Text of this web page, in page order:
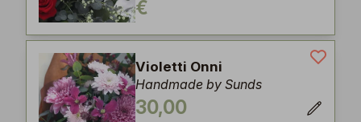
€
Violetti Onni
Handmade by Sunds
30,00